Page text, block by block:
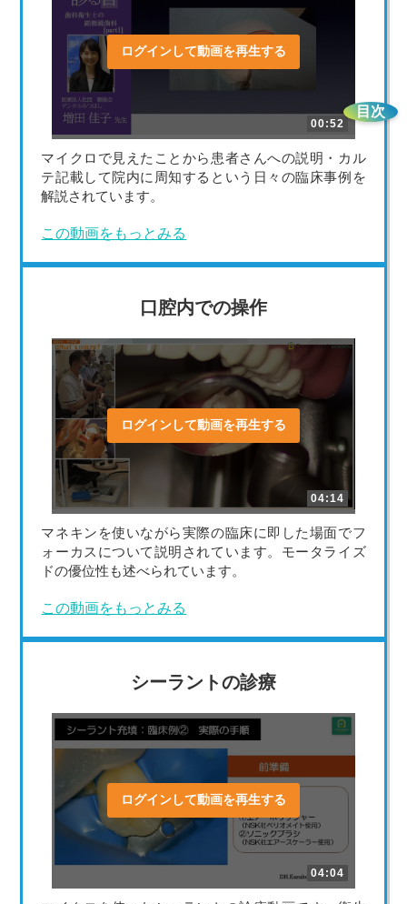
ログインして動画を再生する
00:52
マイクロで見えたことから患者さんへの説明・カル
テ記載して院内に周知するという日々の臨床事例を
解説されています。
この動画をもっとみる
口腔内での操作
ログインして動画を再生する
04:14
マネキンを使いながら実際の臨床に即した場面でフ
ォーカスについて説明されています。モータライズ
ドの優位性も述べられています。
この動画をもっとみる
シーラントの診療
ログインして動画を再生する
04:04
目次